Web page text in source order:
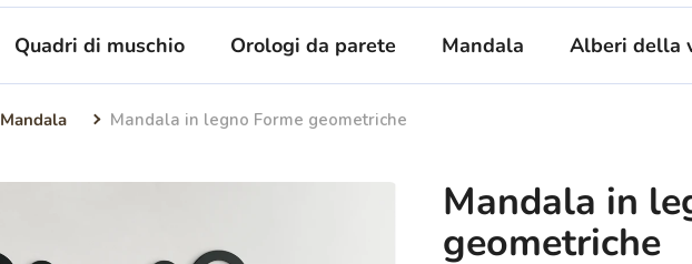
Quadri di muschio Orologi da parete Mandala Alberi della
Mandala Mandala in legno Forme geometriche
Mandala in
geometriche